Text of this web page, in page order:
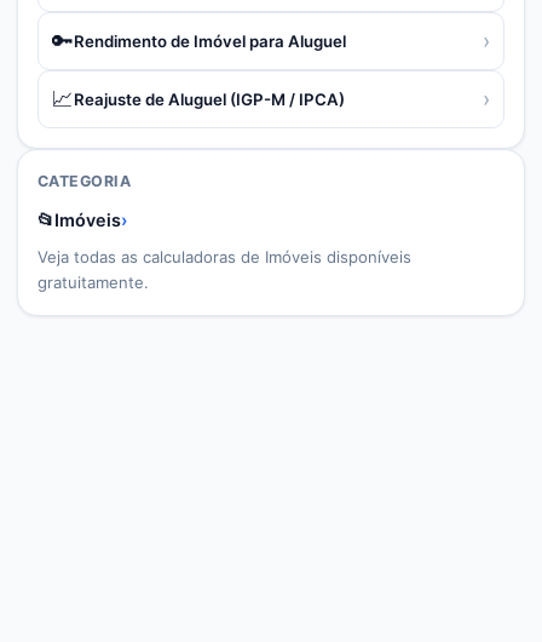
🔑Rendimento de Imóvel para Aluguel ›
📈Reajuste de Aluguel (IGP-M / IPCA) ›
CATEGORIA
📂Imóveis›
Veja todas as calculadoras de Imóveis disponíveis
gratuitamente.